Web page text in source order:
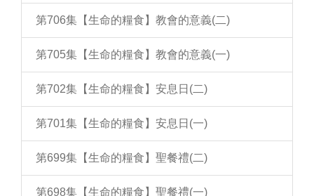
第706集【生命的糧食】教會的意義(二)
第705集【生命的糧食】教會的意義(一)
第702集【生命的糧食】安息日(二)
第701集【生命的糧食】安息日(一)
第699集【生命的糧食】聖餐禮(二)
第698集【生命的糧食】聖餐禮(一)